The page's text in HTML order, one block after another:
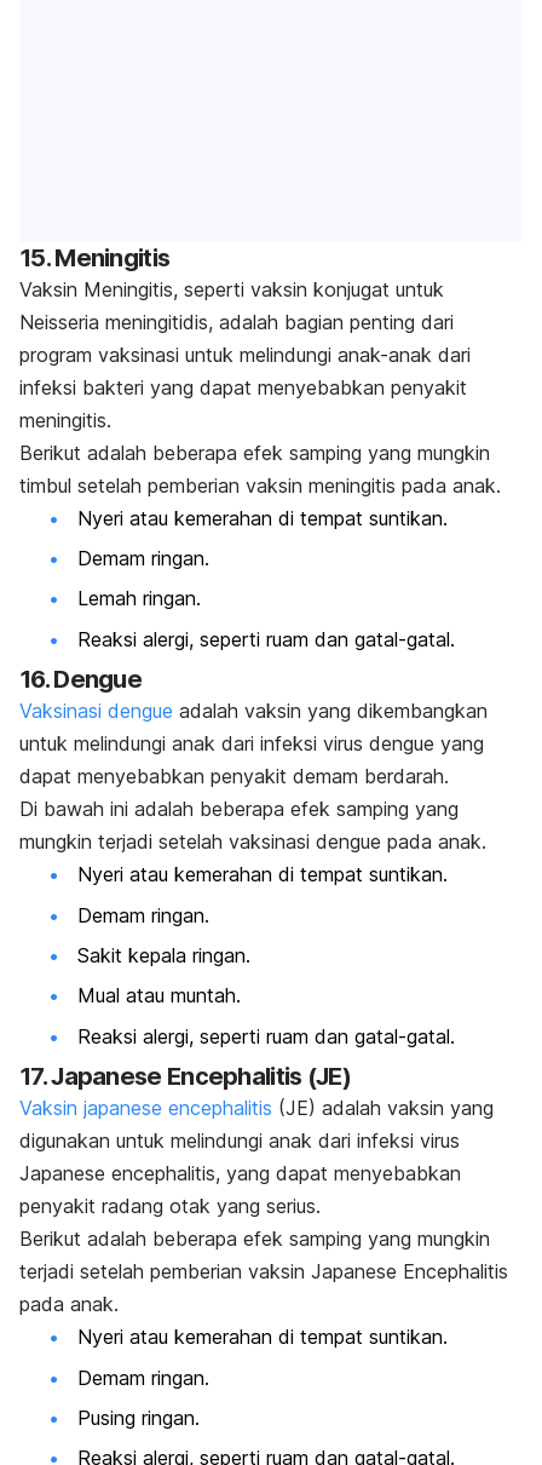
15. Meningitis
Vaksin Meningitis, seperti vaksin konjugat untuk
Neisseria meningitidis, adalah bagian penting dari
program vaksinasi untuk melindungi anak-anak dari
infeksi bakteri yang dapat menyebabkan penyakit
meningitis.
Berikut adalah beberapa efek samping yang mungkin
timbul setelah pemberian vaksin meningitis pada anak.
Nyeri atau kemerahan di tempat suntikan.
Demam ringan.
Lemah ringan.
Reaksi alergi, seperti ruam dan gatal-gatal.
16. Dengue
Vaksinasi dengue adalah vaksin yang dikembangkan
untuk melindungi anak dari infeksi virus dengue yang
dapat menyebabkan penyakit demam berdarah.
Di bawah ini adalah beberapa efek samping yang
mungkin terjadi setelah vaksinasi dengue pada anak.
Nyeri atau kemerahan di tempat suntikan.
Demam ringan.
Sakit kepala ringan.
Mual atau muntah.
Reaksi alergi, seperti ruam dan gatal-gatal.
17. Japanese Encephalitis (JE)
Vaksin japanese encephalitis (JE) adalah vaksin yang
digunakan untuk melindungi anak dari infeksi virus
Japanese encephalitis, yang dapat menyebabkan
penyakit radang otak yang serius.
Berikut adalah beberapa efek samping yang mungkin
terjadi setelah pemberian vaksin Japanese Encephalitis
pada anak.
Nyeri atau kemerahan di tempat suntikan.
Demam ringan.
Pusing ringan.
Reaksi alergi, seperti ruam dan gatal-gatal.